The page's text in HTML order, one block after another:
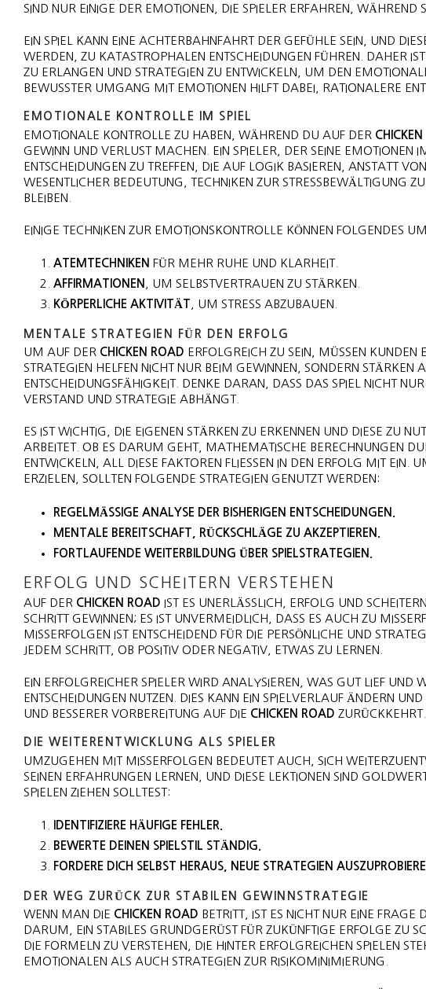
SIND NUR EINIGE DER EMOTIONEN, DIE SPIELER ERFAHREN, WÄHREND
EIN SPIEL KANN EINE ACHTERBAHNFAHRT DER GEFÜHLE SEIN, UND
WERDEN, ZU KATASTROPHALEN ENTSCHEIDUNGEN FÜHREN. DAHER
ZU ERLANGEN UND STRATEGIEN ZU ENTWICKELN, UM DEN
BEWUSSTER UMGANG MIT EMOTIONEN HILFT DABEI, RATIONALERE
EMOTIONALE KONTROLLE IM SPIEL
EMOTIONALE KONTROLLE ZU HABEN, WÄHREND DU AUF DER
GEWINN UND VERLUST MACHEN. EIN SPIELER, DER SEINE EMOTIONEN
ENTSCHEIDUNGEN ZU TREFFEN, DIE AUF LOGIK BASIEREN, ANSTATT
WESENTLICHER BEDEUTUNG, TECHNIKEN ZUR STRESSBEWÄLTIGUNG
BLEIBEN.
EINIGE TECHNIKEN ZUR EMOTIONSKONTROLLE KÖNNEN FOLGENDES
ATEMTECHNIKEN FÜR MEHR RUHE UND KLARHEIT.
AFFIRMATIONEN
, UM SELBSTVERTRAUEN ZU STÄRKEN.
KÖRPERLICHE AKTIVITÄT , UM STRESS ABZUBAUEN.
MENTALE STRATEGIEN FÜR DEN ERFOLG
UM AUF DER CHICKEN ROAD ERFOLGREICH ZU SEIN, MÜSSEN KUNDEN
STRATEGIEN HELFEN NICHT NUR BEIM GEWINNEN, SONDERN STÄRKEN
ENTSCHEIDUNGSFÄHIGKEIT. DENKE DARAN, DASS DAS SPIEL NICHT
VERSTAND UND STRATEGIE ABHÄNGT.
ES IST WICHTIG, DIE EIGENEN STÄRKEN ZU ERKENNEN UND DIESE ZU
ARBEITET. OB ES DARUM GEHT, MATHEMATISCHE BERECHNUNGEN
ENTWICKELN, ALL DIESE FAKTOREN FLIESSEN IN DEN ERFOLG MIT EIN.
ERZIELEN, SOLLTEN FOLGENDE STRATEGIEN GENUTZT WERDEN:
REGELMÄSSIGE ANALYSE DER BISHERIGEN ENTSCHEIDUNGEN.
MENTALE BEREITSCHAFT, RÜCKSCHLÄGE ZU AKZEPTIEREN.
FORTLAUFENDE WEITERBILDUNG ÜBER SPIELSTRATEGIEN.
ERFOLG UND SCHEITERN VERSTEHEN
AUF DER CHICKEN ROAD IST ES UNERLÄSSLICH, ERFOLG UND
SCHRITT GEWINNEN; ES IST UNVERMEIDLICH, DASS ES AUCH ZU
MISSERFOLGEN IST ENTSCHEIDEND FÜR DIE PERSÖNLICHE UND
JEDEM SCHRITT, OB POSITIV ODER NEGATIV, ETWAS ZU LERNEN.
EIN ERFOLGREICHER SPIELER WIRD ANALYSIEREN, WAS GUT LIEF UND
ENTSCHEIDUNGEN NUTZEN. DIES KANN EIN SPIELVERLAUF ÄNDERN
UND BESSERER VORBEREITUNG AUF DIE CHICKEN ROAD ZURÜCKKEHRT.
DIE WEITERENTWICKLUNG ALS SPIELER
UMZUGEHEN MIT MISSERFOLGEN BEDEUTET AUCH, SICH
SEINEN ERFAHRUNGEN LERNEN, UND DIESE LEKTIONEN SIND
SPIELEN ZIEHEN SOLLTEST:
IDENTIFIZIERE HÄUFIGE FEHLER.
BEWERTE DEINEN SPIELSTIL STÄNDIG.
FORDERE DICH SELBST HERAUS, NEUE STRATEGIEN
DER WEG ZURÜCK ZUR STABILEN GEWINNSTRATEGIE
WENN MAN DIE CHICKEN ROAD BETRITT, IST ES NICHT NUR EINE
DARUM, EIN STABILES GRUNDGERÜST FÜR ZUKÜNFTIGE ERFOLGE ZU
DIE FORMELN ZU VERSTEHEN, DIE HINTER ERFOLGREICHEN SPIELEN
EMOTIONALEN ALS AUCH STRATEGIEN ZUR RISIKOMINIMIERUNG.